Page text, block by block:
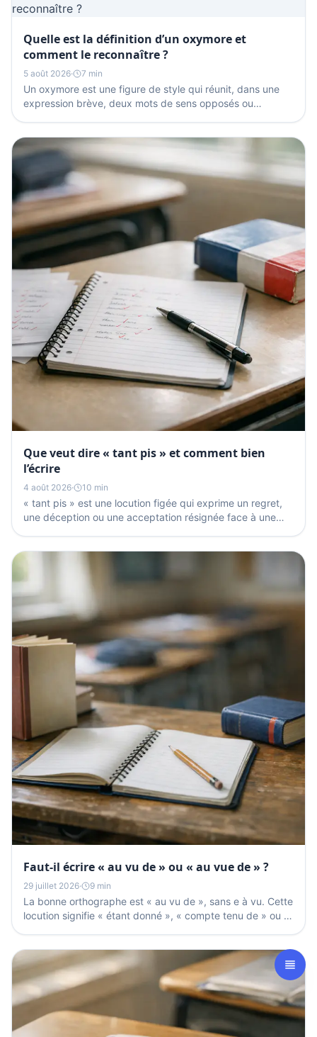
Quelle est la définition d’un oxymore et
comment le reconnaître ?
5 août 2026· 7 min
Un oxymore est une figure de style qui réunit, dans une
expression brève, deux mots de sens opposés ou
Que veut dire « tant pis » et comment bien
l’écrire
4 août 2026· 10 min
« tant pis » est une locution figée qui exprime un regret,
une déception ou une acceptation résignée face à une
Faut-il écrire « au vu de » ou « au vue de » ?
29 juillet 2026· 9 min
La bonne orthographe est « au vu de », sans e à vu. Cette
locution signifie « étant donné », « compte tenu de » ou «